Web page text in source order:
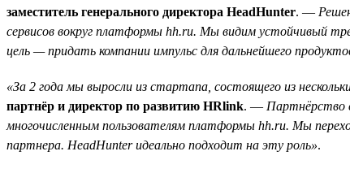
заместитель генерального директора HeadHunter. —
сервисов вокруг платформы hh.ru. Мы видим устойчивый
цель — придать компании импульс для дальнейшего
«За 2 года мы выросли из стартапа, состоящего из
партнёр и директор по развитию HRlink. — Партнёрство
многочисленным пользователям платформы hh.ru. Мы
партнера. HeadHunter идеально подходит на эту роль».